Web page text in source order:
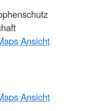
Ansicht
Ansicht